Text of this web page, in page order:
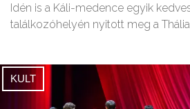
Idén is a Káli-medence egyik
találkozóhelyén nyitott meg a Thália
KULT